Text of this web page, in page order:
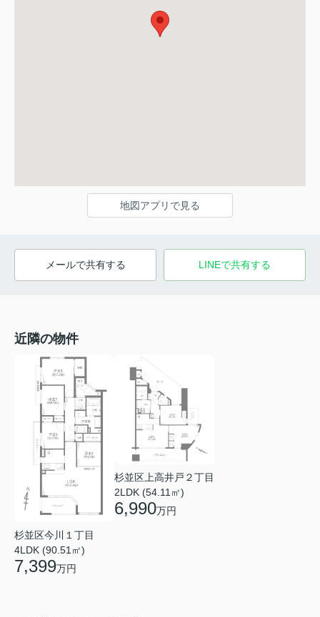
地図アプリで見る
メールで共有する LINEで共有する
近隣の物件
杉並区今川１丁目
4LDK (90.51㎡)
7,399万円
杉並区上高井戸２丁目
2LDK (54.11㎡)
6,990万円